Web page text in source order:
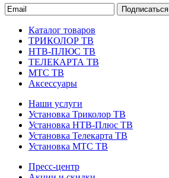
Подписаться
Каталог товаров
ТРИКОЛОР ТВ
НТВ-ПЛЮС ТВ
ТЕЛЕКАРТА ТВ
МТС ТВ
Аксессуары
Наши услуги
Установка Триколор ТВ
Установка НТВ-Плюс ТВ
Установка Телекарта ТВ
Установка МТС ТВ
Пресс-центр